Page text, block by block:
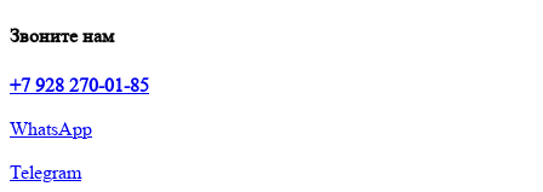
Звоните нам
+7 928 270-01-85
WhatsApp
Telegram